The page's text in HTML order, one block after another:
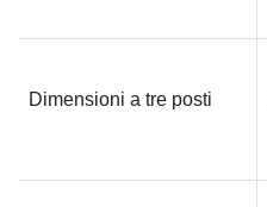
Dimensioni a tre posti